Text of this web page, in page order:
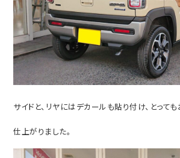
サイドと、リヤにはデカールも貼り付け、とって
仕上がりました。